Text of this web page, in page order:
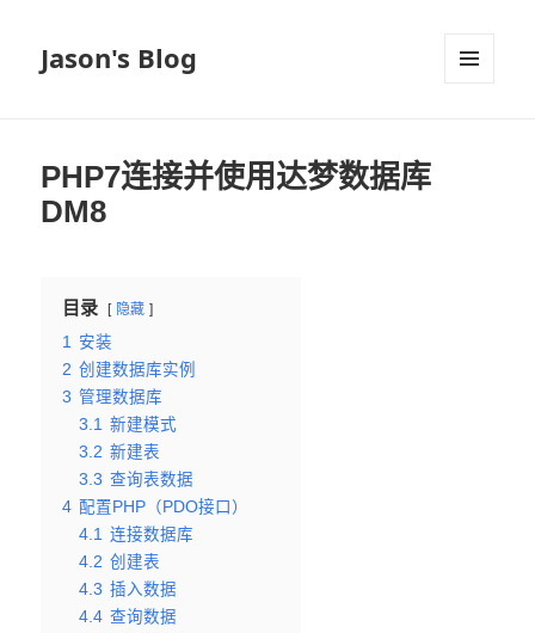
Jason's Blog
PHP7连接并使用达梦数据库
DM8
目录 隐藏
1 安装
2 创建数据库实例
3 管理数据库
3.1 新建模式
3.2 新建表
3.3 查询表数据
4 配置PHP（PDO接口）
4.1 连接数据库
4.2 创建表
4.3 插入数据
4.4 查询数据